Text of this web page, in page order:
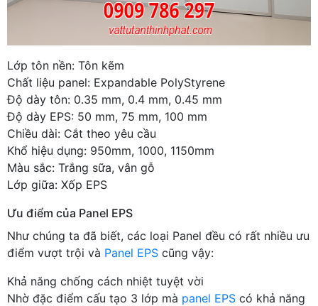
Lớp tôn nền: Tôn kẽm
Chất liệu panel: Expandable PolyStyrene
Độ dày tôn: 0.35 mm, 0.4 mm, 0.45 mm
Độ dày EPS: 50 mm, 75 mm, 100 mm
Chiều dài: Cắt theo yêu cầu
Khổ hiệu dụng: 950mm, 1000, 1150mm
Màu sắc: Trắng sữa, vân gỗ
Lớp giữa: Xốp EPS
Ưu điểm của Panel EPS
Như chúng ta đã biết, các loại Panel đều có rất nhiều ưu
điểm vượt trội và Panel EPS cũng vậy:
Khả năng chống cách nhiệt tuyệt vời
Nhờ đặc điểm cấu tạo 3 lớp mà panel EPS có khả năng